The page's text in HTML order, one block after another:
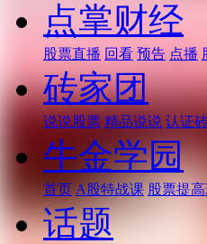
点掌财经
股票直播 回看 预告 点播
砖家团
说说股票 精品说说 认证
牛金学园
首页 A股特战课 股票提
话题